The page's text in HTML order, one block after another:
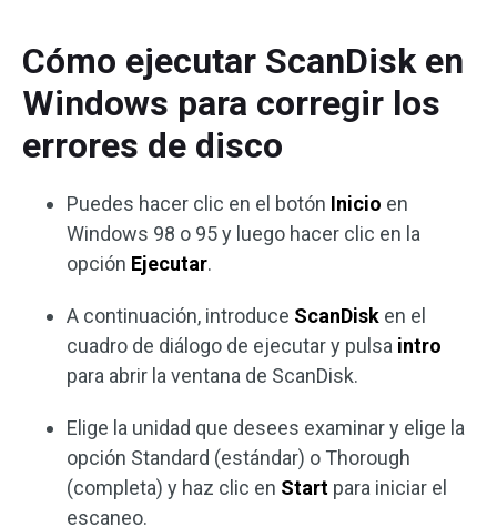
Cómo ejecutar ScanDisk en
Windows para corregir los
errores de disco
Puedes hacer clic en el botón Inicio en
Windows 98 o 95 y luego hacer clic en la
opción Ejecutar.
A continuación, introduce ScanDisk en el
cuadro de diálogo de ejecutar y pulsa intro
para abrir la ventana de ScanDisk.
Elige la unidad que desees examinar y elige la
opción Standard (estándar) o Thorough
(completa) y haz clic en Start para iniciar el
escaneo.